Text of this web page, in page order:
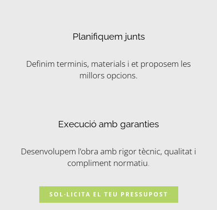
Planifiquem junts
Definim terminis, materials i et proposem les
millors opcions.
Execució amb garanties
Desenvolupem l’obra amb rigor tècnic, qualitat i
compliment normatiu.
SOL·LICITA EL TEU PRESSUPOST